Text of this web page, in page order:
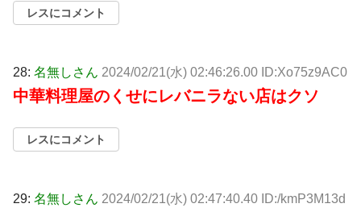
レスにコメント
28: 名無しさん 2024/02/21(水) 02:46:26.00 ID:Xo75z9AC0
中華料理屋のくせにレバニラない店はクソ
レスにコメント
29: 名無しさん 2024/02/21(水) 02:47:40.40 ID:/kmP3M13d